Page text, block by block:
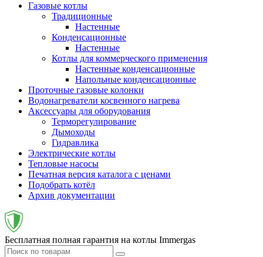
Газовые котлы
Традиционные
Настенные
Конденсационные
Настенные
Котлы для коммерческого применения
Настенные конденсационные
Напольные конденсационные
Проточные газовые колонки
Водонагреватели косвенного нагрева
Аксессуары для оборудования
Терморегулирование
Дымоходы
Гидравлика
Электрические котлы
Тепловые насосы
Печатная версия каталога с ценами
Подобрать котёл
Архив документации
Бесплатная полная гарантия на котлы Immergas